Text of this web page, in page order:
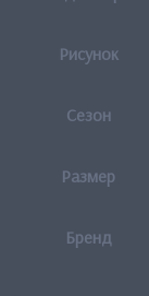
Рисунок
Сезон
Размер
Бренд